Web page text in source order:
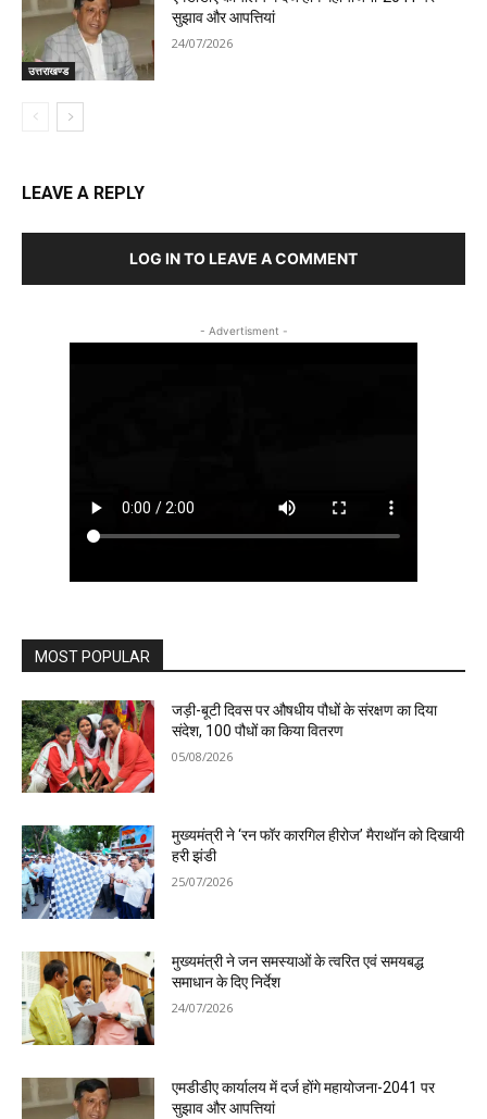
उत्तराखण्ड
सुझाव और आपत्तियां
24/07/2026
LEAVE A REPLY
LOG IN TO LEAVE A COMMENT
- Advertisment -
MOST POPULAR
जड़ी-बूटी दिवस पर औषधीय पौधों के संरक्षण का दिया
संदेश, 100 पौधों का किया वितरण
05/08/2026
मुख्यमंत्री ने ‘रन फॉर कारगिल हीरोज’ मैराथॉन को दिखायी
हरी झंडी
25/07/2026
मुख्यमंत्री ने जन समस्याओं के त्वरित एवं समयबद्ध
समाधान के दिए निर्देश
24/07/2026
एमडीडीए कार्यालय में दर्ज होंगे महायोजना-2041 पर
सुझाव और आपत्तियां